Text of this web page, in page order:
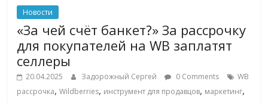
Новости
«За чей счёт банкет?» За рассрочку
для покупателей на WB заплатят
селлеры
20.04.2025 Задорожный Сергей 0 Comments
WB
рассрочка,Wildberries, инструмент для продавцов, маркетинг,